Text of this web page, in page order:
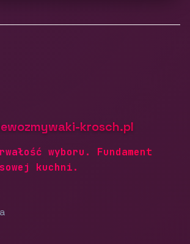
krosch.pl
wyboru. Fundament
kuchni.